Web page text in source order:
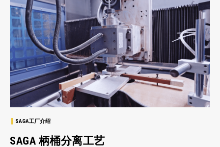
SAGA工厂介绍
SAGA 柄桶分离工艺